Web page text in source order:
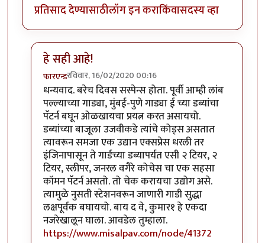
प्रतिसाद देण्यासाठीलॉग इन कराकिंवासदस्य व्हा
हे सही आहे!
फारएन्डरविवार, 16/02/2020 00:16
In reply toआणि हे हिंदी बघा ..byहेमंतकुमार
धन्यवाद. बरेच दिवस सस्पेन्स होता. पूर्वी आम्ही लांब
पल्ल्याच्या गाड्या, मुंबई-पुणे गाड्या ई च्या डब्यांचा
पॅटर्न बघून ओळखायचा प्रयत्न करत असायचो.
डब्यांच्या बाजूला उजवीकडे त्यांचे कोड्स असतात
त्यावरून समजा एक उद्यान एक्सप्रेस धरली तर
इंजिनापासून ते गार्डच्या डब्यापर्यंत एसी २ टियर, २
टियर, स्लीपर, जनरल वगैरे कोचेस चा एक सहसा
कॉमन पॅटर्न असतो. तो चेक करायचा उद्योग असे.
त्यामुळे नुसती स्टेशनवरून जाणारी गाडी सुद्धा
लक्षपूर्वक बघायचो. बाय द वे, कुमार१ हे एकदा
नजरेखालून घाला. आवडेल तुम्हाला.
https://www.misalpav.com/node/41372